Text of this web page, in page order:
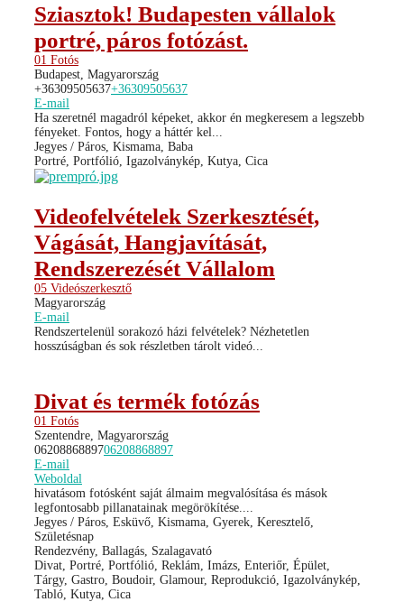
Sziasztok! Budapesten vállalok
portré, páros fotózást.
01 Fotós
Budapest, Magyarország
+36309505637+36309505637
E-mail
Ha szeretnél magadról képeket, akkor én megkeresem a legszebb
fényeket. Fontos, hogy a háttér kel...
Jegyes / Páros, Kismama, Baba
Portré, Portfólió, Igazolványkép, Kutya, Cica
Videofelvételek Szerkesztését,
Vágását, Hangjavítását,
Rendszerezését Vállalom
05 Videószerkesztő
Magyarország
E-mail
Rendszertelenül sorakozó házi felvételek? Nézhetetlen
hosszúságban és sok részletben tárolt videó...
Divat és termék fotózás
01 Fotós
Szentendre, Magyarország
0620886889706208868897
E-mail
Weboldal
hivatásom fotósként saját álmaim megvalósítása és mások
legfontosabb pillanatainak megörökítése....
Jegyes / Páros, Esküvő, Kismama, Gyerek, Keresztelő,
Születésnap
Rendezvény, Ballagás, Szalagavató
Divat, Portré, Portfólió, Reklám, Imázs, Enteriőr, Épület,
Tárgy, Gastro, Boudoir, Glamour, Reprodukció, Igazolványkép,
Tabló, Kutya, Cica